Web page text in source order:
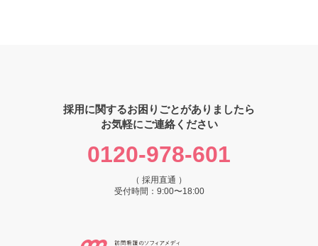
採用に関するお困りごとがありましたら
お気軽にご連絡ください
0120-978-601
（ 採用直通 ）
受付時間：9:00〜18:00